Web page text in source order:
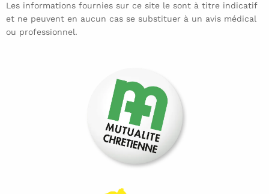
Les informations fournies sur ce site le sont à titre indicatif
et ne peuvent en aucun cas se substituer à un avis médical
ou professionnel.